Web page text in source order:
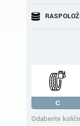
C
Odaberite